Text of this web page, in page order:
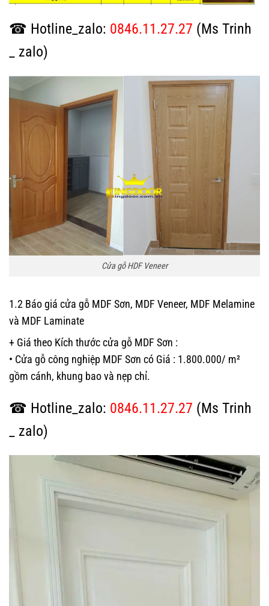
☎ Hotline_zalo: 0846.11.27.27 (Ms Trinh
_ zalo)
Cửa gỗ HDF Veneer
1.2 Báo giá cửa gỗ MDF Sơn, MDF Veneer, MDF Melamine
và MDF Laminate
+ Giá theo Kích thước cửa gỗ MDF Sơn :
• Cửa gỗ công nghiệp MDF Sơn có Giá : 1.800.000/ m²
gồm cánh, khung bao và nẹp chỉ.
☎ Hotline_zalo: 0846.11.27.27 (Ms Trinh
_ zalo)